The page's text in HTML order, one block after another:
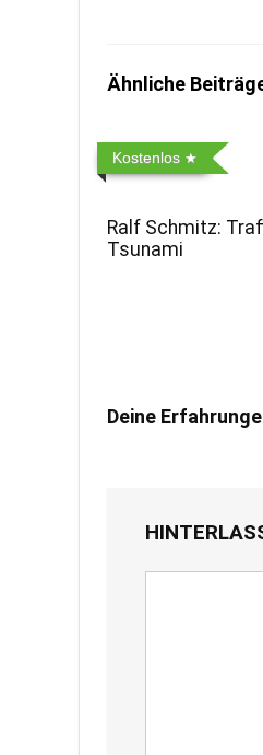
Ähnliche
Kostenlos
Ralf Schmitz:
Tsunami
Deine